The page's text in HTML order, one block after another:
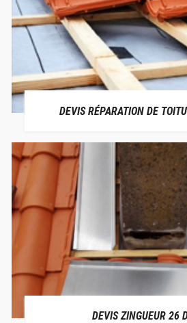
DEVIS RÉPARATION DE
DEVIS ZINGUEUR 26